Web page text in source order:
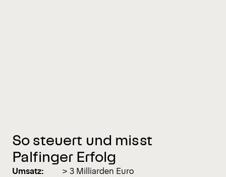
So steuert und misst
Palfinger Erfolg
Umsatz: > 3 Milliarden Euro